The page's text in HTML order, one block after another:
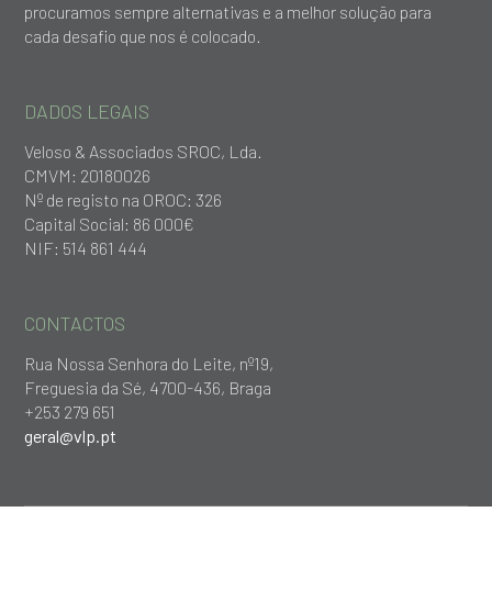
procuramos sempre alternativas e a melhor solução para
cada desafio que nos é colocado.
DADOS LEGAIS
Veloso & Associados SROC, Lda.
CMVM: 20180026
Nº de registo na OROC: 326
Capital Social: 86 000€
NIF: 514 861 444
CONTACTOS
Rua Nossa Senhora do Leite, nº19,
Freguesia da Sé, 4700-436, Braga
+253 279 651
geral@vlp.pt